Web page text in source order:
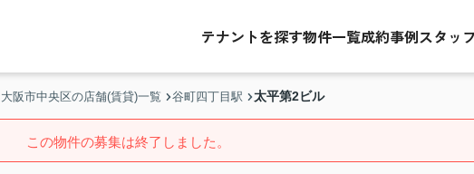
テナントを探す物件一覧成約事例スタッ
大阪市中央区の店舗(賃貸)一覧 谷町四丁目駅 太平第2ビル
この物件の募集は終了しました。